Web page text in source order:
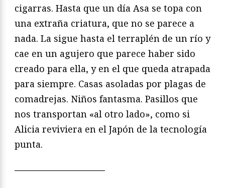
cigarras. Hasta que un día Asa se topa con
una extraña criatura, que no se parece a
nada. La sigue hasta el terraplén de un río y
cae en un agujero que parece haber sido
creado para ella, y en el que queda atrapada
para siempre. Casas asoladas por plagas de
comadrejas. Niños fantasma. Pasillos que
nos transportan «al otro lado», como si
Alicia reviviera en el Japón de la tecnología
punta.
——————————